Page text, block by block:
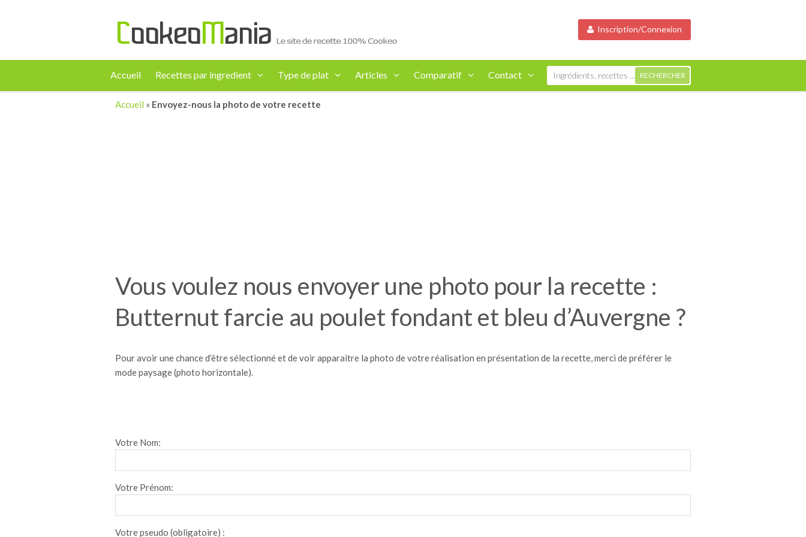
Inscription/Connexion
Accueil Recettes par ingredient Type de plat Articles Comparatif Contact
Accueil » Envoyez-nous la photo de votre recette
Vous voulez nous envoyer une photo pour la recette :
Butternut farcie au poulet fondant et bleu d’Auvergne ?
Pour avoir une chance d’être sélectionné et de voir apparaitre la photo de votre réalisation en présentation de la recette, merci de préférer le
mode paysage (photo horizontale).
Votre Nom:
Votre Prénom:
Votre pseudo (obligatoire) :